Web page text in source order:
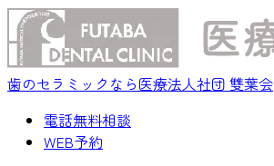
歯のセラミックなら医療法人社団 雙葉会
電話無料相談
WEB予約